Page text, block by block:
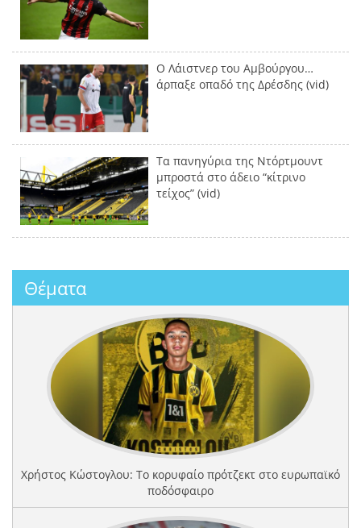
Ο Λάιστνερ του Αμβούργου…
άρπαξε οπαδό της Δρέσδης (vid)
Τα πανηγύρια της Ντόρτμουντ
μπροστά στο άδειο “κίτρινο
τείχος” (vid)
Θέματα
Χρήστος Κώστογλου: Το κορυφαίο πρότζεκτ στο ευρωπαϊκό
ποδόσφαιρο